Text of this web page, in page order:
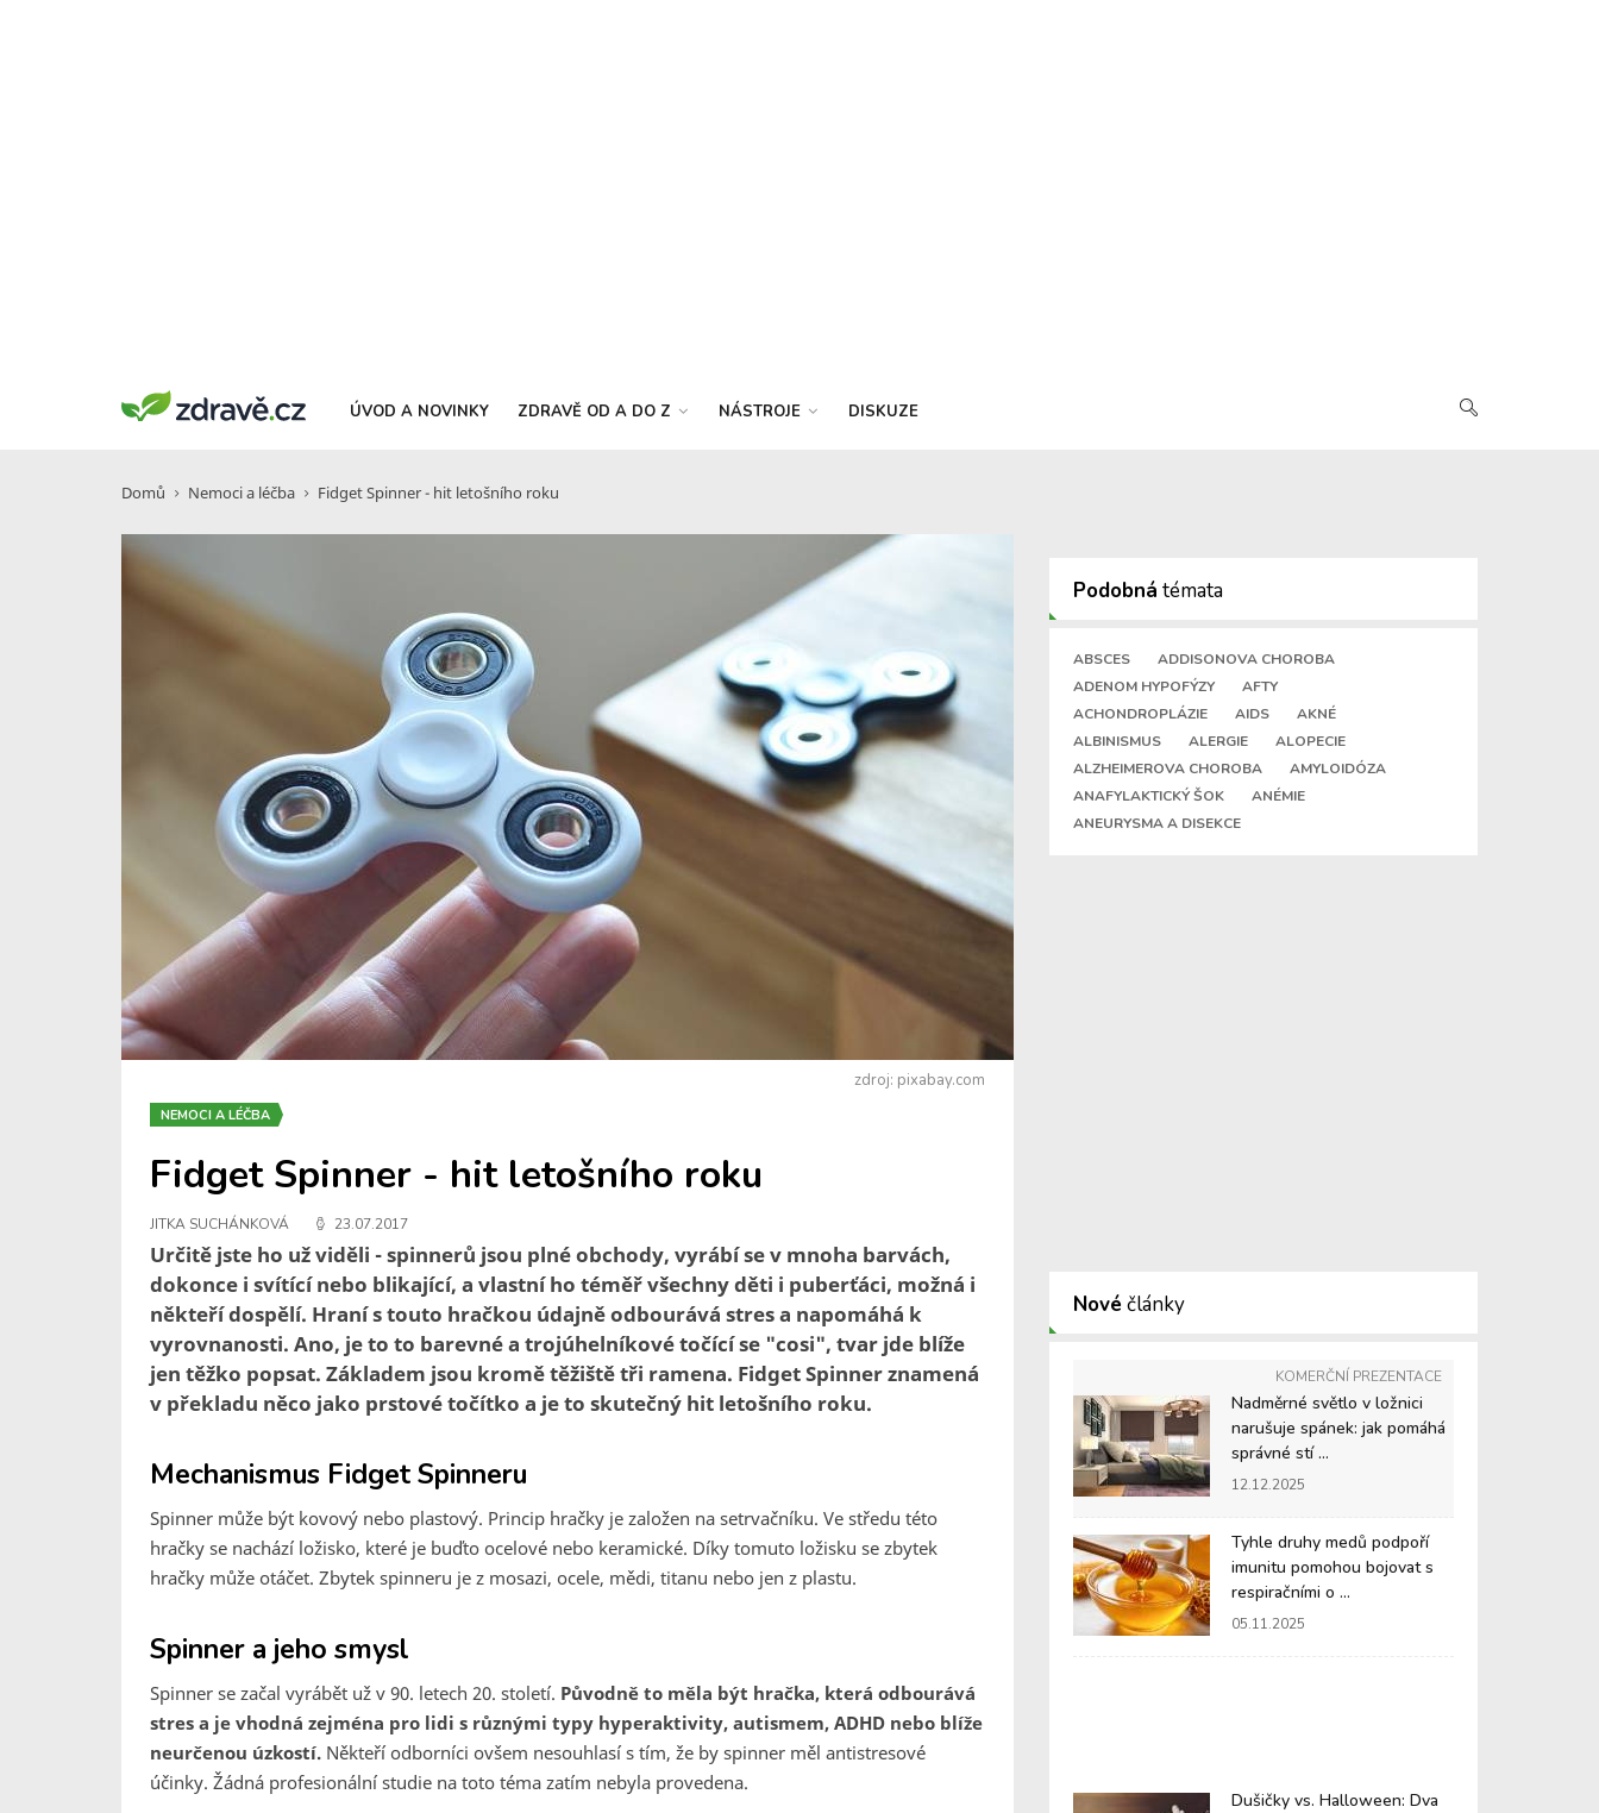
ÚVOD A NOVINKY ZDRAVĚ OD A DO Z NÁSTROJE DISKUZE
Domů Nemoci a léčba Fidget Spinner - hit letošního roku
zdroj: pixabay.com
NEMOCI A LÉČBA
Fidget Spinner - hit letošního roku
JITKA SUCHÁNKOVÁ 23.07.2017
Určitě jste ho už viděli - spinnerů jsou plné obchody, vyrábí se v mnoha barvách,
dokonce i svítící nebo blikající, a vlastní ho téměř všechny děti i puberťáci, možná i
někteří dospělí. Hraní s touto hračkou údajně odbourává stres a napomáhá k
vyrovnanosti. Ano, je to to barevné a trojúhelníkové točící se "cosi", tvar jde blíže
jen těžko popsat. Základem jsou kromě těžiště tři ramena. Fidget Spinner znamená
v překladu něco jako prstové točítko a je to skutečný hit letošního roku.
Mechanismus Fidget Spinneru
Spinner může být kovový nebo plastový. Princip hračky je založen na setrvačníku. Ve středu této
hračky se nachází ložisko, které je buďto ocelové nebo keramické. Díky tomuto ložisku se zbytek
hračky může otáčet. Zbytek spinneru je z mosazi, ocele, mědi, titanu nebo jen z plastu.
Spinner a jeho smysl
Spinner se začal vyrábět už v 90. letech 20. století. Původně to měla být hračka, která odbourává
stres a je vhodná zejména pro lidi s různými typy hyperaktivity, autismem, ADHD nebo blíže
neurčenou úzkostí. Někteří odborníci ovšem nesouhlasí s tím, že by spinner měl antistresové
účinky. Žádná profesionální studie na toto téma zatím nebyla provedena.
Podobná témata
ABSCES
ADDISONOVA CHOROBA
ADENOM HYPOFÝZY
AFTY
ACHONDROPLÁZIE
AIDS
AKNÉ
ALBINISMUS
ALERGIE
ALOPECIE
ALZHEIMEROVA CHOROBA
AMYLOIDÓZA
ANAFYLAKTICKÝ ŠOK
ANÉMIE
ANEURYSMA A DISEKCE
Nové články
KOMERČNÍ PREZENTACE
Nadměrné světlo v ložnici
narušuje spánek: jak pomáhá
správné stí ...
12.12.2025
Tyhle druhy medů podpoří
imunitu pomohou bojovat s
respiračními o ...
05.11.2025
Dušičky vs. Halloween: Dva